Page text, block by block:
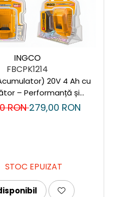
INGCO
FBCPK1214
20V 4 Ah cu
– Performanță și
Fiabilitate
RON279,00 RON
STOC EPUIZAT